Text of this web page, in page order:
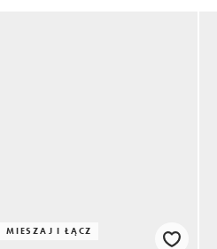
MIESZAJ I ŁĄCZ